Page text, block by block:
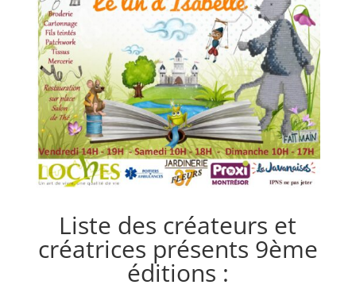
Liste des créateurs et
créatrices présents 9ème
éditions :